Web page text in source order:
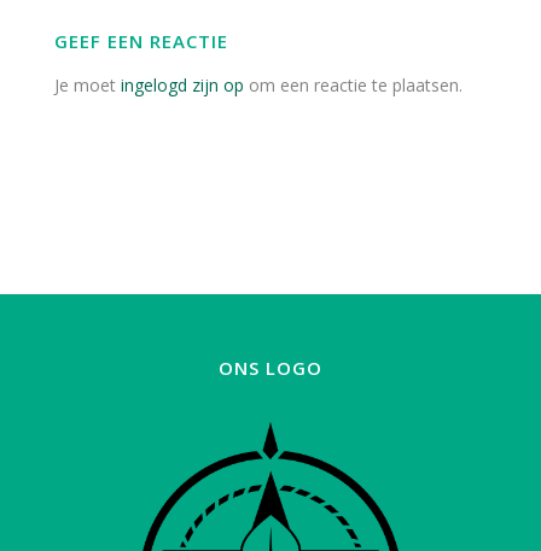
GEEF EEN REACTIE
Je moet ingelogd zijn op om een reactie te plaatsen.
ONS LOGO